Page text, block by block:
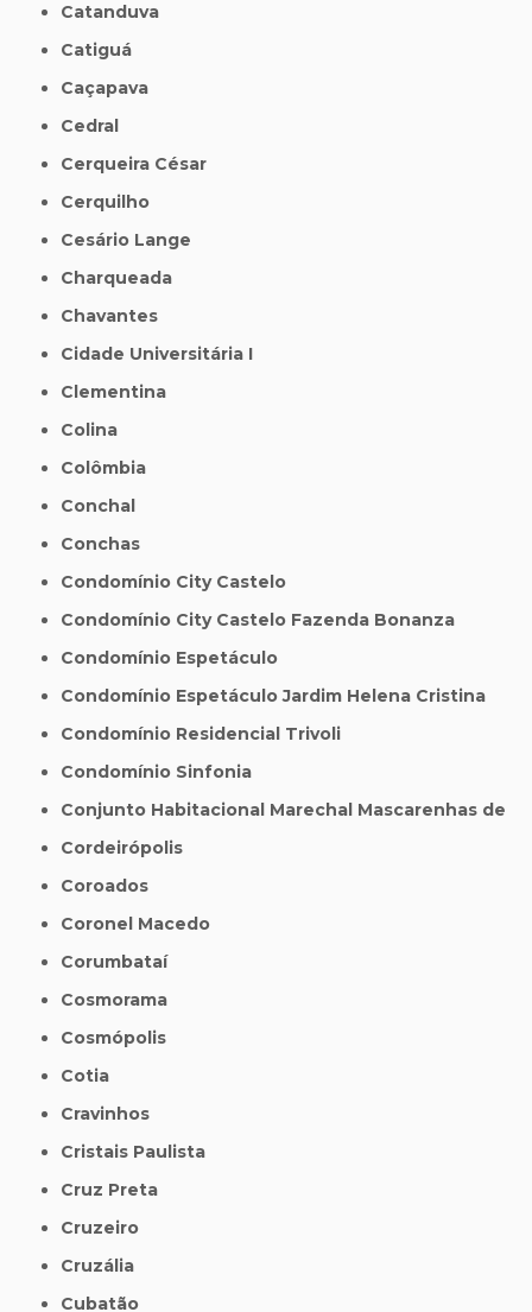
Catanduva
Catiguá
Caçapava
Cedral
Cerqueira César
Cerquilho
Cesário Lange
Charqueada
Chavantes
Cidade Universitária I
Clementina
Colina
Colômbia
Conchal
Conchas
Condomínio City Castelo
Condomínio City Castelo Fazenda Bonanza
Condomínio Espetáculo
Condomínio Espetáculo Jardim Helena Cristina
Condomínio Residencial Trivoli
Condomínio Sinfonia
Conjunto Habitacional Marechal Mascarenhas de
Cordeirópolis
Coroados
Coronel Macedo
Corumbataí
Cosmorama
Cosmópolis
Cotia
Cravinhos
Cristais Paulista
Cruz Preta
Cruzeiro
Cruzália
Cubatão